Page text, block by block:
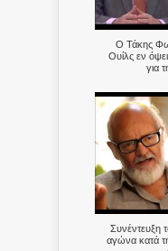
Ο Τάκης
Ουίλς εν
για
Συνέντευξη
αγώνα κατά